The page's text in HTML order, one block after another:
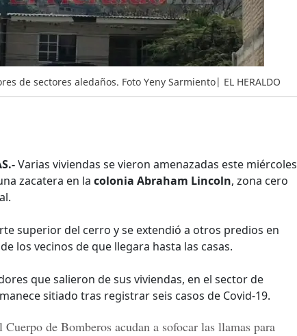
de sectores aledaños. Foto Yeny Sarmiento| EL HERALDO
Varias viviendas se vieron amenazadas este miércoles
zacatera en la colonia Abraham Lincoln, zona cero
superior del cerro y se extendió a otros predios en
los vecinos de que llegara hasta las casas.
que salieron de sus viviendas, en el sector de
sitiado tras registrar seis casos de Covid-19.
Cuerpo de Bomberos acudan a sofocar las llamas para